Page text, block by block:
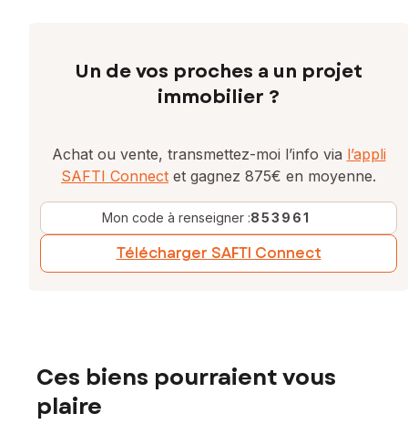
Un de vos proches a un projet
immobilier ?
Achat ou vente, transmettez-moi l’info via l’appli
SAFTI Connect et gagnez 875€ en moyenne.
Mon code à renseigner :853961
Télécharger SAFTI Connect
Ces biens pourraient vous
plaire